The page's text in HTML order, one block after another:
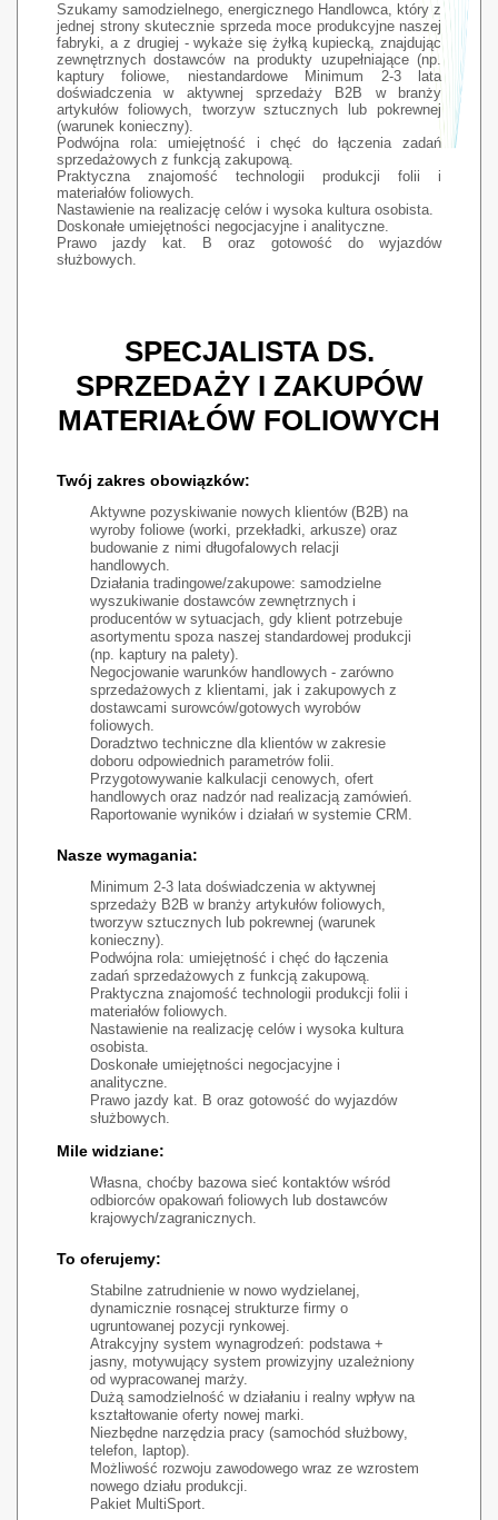
Szukamy samodzielnego, energicznego Handlowca, który z
jednej strony skutecznie sprzeda moce produkcyjne naszej
fabryki, a z drugiej - wykaże się żyłką kupiecką, znajdując
zewnętrznych dostawców na produkty uzupełniające (np.
kaptury foliowe, niestandardowe Minimum 2-3 lata
doświadczenia w aktywnej sprzedaży B2B w branży
artykułów foliowych, tworzyw sztucznych lub pokrewnej
(warunek konieczny).
Podwójna rola: umiejętność i chęć do łączenia zadań
sprzedażowych z funkcją zakupową.
Praktyczna znajomość technologii produkcji folii i
materiałów foliowych.
Nastawienie na realizację celów i wysoka kultura osobista.
Doskonałe umiejętności negocjacyjne i analityczne.
Prawo jazdy kat. B oraz gotowość do wyjazdów
służbowych.
SPECJALISTA DS.
SPRZEDAŻY I ZAKUPÓW
MATERIAŁÓW FOLIOWYCH
Twój zakres obowiązków:
Aktywne pozyskiwanie nowych klientów (B2B) na
wyroby foliowe (worki, przekładki, arkusze) oraz
budowanie z nimi długofalowych relacji
handlowych.
Działania tradingowe/zakupowe: samodzielne
wyszukiwanie dostawców zewnętrznych i
producentów w sytuacjach, gdy klient potrzebuje
asortymentu spoza naszej standardowej produkcji
(np. kaptury na palety).
Negocjowanie warunków handlowych - zarówno
sprzedażowych z klientami, jak i zakupowych z
dostawcami surowców/gotowych wyrobów
foliowych.
Doradztwo techniczne dla klientów w zakresie
doboru odpowiednich parametrów folii.
Przygotowywanie kalkulacji cenowych, ofert
handlowych oraz nadzór nad realizacją zamówień.
Raportowanie wyników i działań w systemie CRM.
Nasze wymagania:
Minimum 2-3 lata doświadczenia w aktywnej
sprzedaży B2B w branży artykułów foliowych,
tworzyw sztucznych lub pokrewnej (warunek
konieczny).
Podwójna rola: umiejętność i chęć do łączenia
zadań sprzedażowych z funkcją zakupową.
Praktyczna znajomość technologii produkcji folii i
materiałów foliowych.
Nastawienie na realizację celów i wysoka kultura
osobista.
Doskonałe umiejętności negocjacyjne i
analityczne.
Prawo jazdy kat. B oraz gotowość do wyjazdów
służbowych.
Mile widziane:
Własna, choćby bazowa sieć kontaktów wśród
odbiorców opakowań foliowych lub dostawców
krajowych/zagranicznych.
To oferujemy:
Stabilne zatrudnienie w nowo wydzielanej,
dynamicznie rosnącej strukturze firmy o
ugruntowanej pozycji rynkowej.
Atrakcyjny system wynagrodzeń: podstawa +
jasny, motywujący system prowizyjny uzależniony
od wypracowanej marży.
Dużą samodzielność w działaniu i realny wpływ na
kształtowanie oferty nowej marki.
Niezbędne narzędzia pracy (samochód służbowy,
telefon, laptop).
Możliwość rozwoju zawodowego wraz ze wzrostem
nowego działu produkcji.
Pakiet MultiSport.